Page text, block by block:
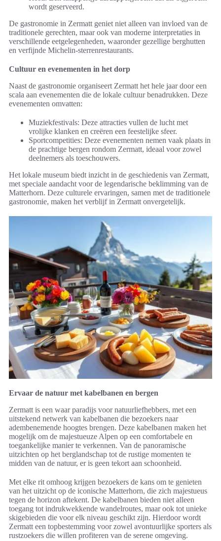
wordt geserveerd.
De gastronomie in Zermatt geniet niet alleen van invloed van de
traditionele gerechten, maar ook van moderne interpretaties in
verschillende eetgelegenheden, waaronder gezellige berghutten
en verfijnde Michelin-sterrenrestaurants.
Cultuur en evenementen in het dorp
Naast de gastronomie organiseert Zermatt het hele jaar door een
scala aan evenementen die de lokale cultuur benadrukken. Deze
evenementen omvatten:
Muziekfestivals: Deze attracties vullen de lucht met
vrolijke klanken en creëren een feestelijke sfeer.
Sportcompetities: Deze evenementen nemen vaak plaats in
de prachtige bergen rondom Zermatt, ideaal voor zowel
deelnemers als toeschouwers.
Het lokale museum biedt inzicht in de geschiedenis van Zermatt,
met speciale aandacht voor de legendarische beklimming van de
Matterhorn. Deze culturele ervaringen, samen met de traditionele
gastronomie, maken het verblijf in Zermatt onvergetelijk.
Ervaar de natuur met kabelbanen en bergen
Zermatt is een waar paradijs voor natuurliefhebbers, met een
uitstekend netwerk van kabelbanen die bezoekers naar
adembenemende hoogtes brengen. Deze kabelbanen maken het
mogelijk om de majestueuze Alpen op een comfortabele en
toegankelijke manier te verkennen. Van de panoramische
uitzichten op het berglandschap tot de rustige momenten te
midden van de natuur, er is geen tekort aan schoonheid.
Met elke rit omhoog krijgen bezoekers de kans om te genieten
van het uitzicht op de iconische Matterhorn, die zich majestueus
tegen de horizon aftekent. De kabelbanen bieden niet alleen
toegang tot indrukwekkende wandelroutes, maar ook tot unieke
skigebieden die voor elk niveau geschikt zijn. Hierdoor wordt
Zermatt een topbestemming voor zowel avontuurlijke sporters als
rustzoekers die willen profiteren van de serene omgeving.